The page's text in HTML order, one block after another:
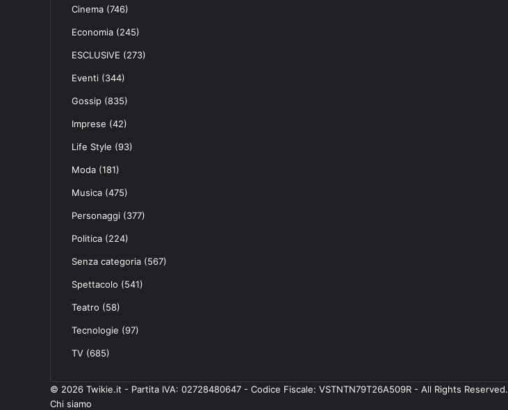
Cinema (746)
Economia (245)
ESCLUSIVE (273)
Eventi (344)
Gossip (835)
Imprese (42)
Life Style (93)
Moda (181)
Musica (475)
Personaggi (377)
Politica (224)
Senza categoria (567)
Spettacolo (541)
Teatro (58)
Tecnologie (97)
TV (685)
© 2026 Twikie.it - Partita IVA: 02728480647 - Codice Fiscale: VSTNTN79T26A509R - All Rights Reserved.
Chi siamo